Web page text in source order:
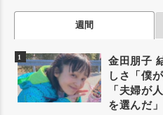
週間
金田朋子
しさ「僕
「夫婦が
を選んだ」